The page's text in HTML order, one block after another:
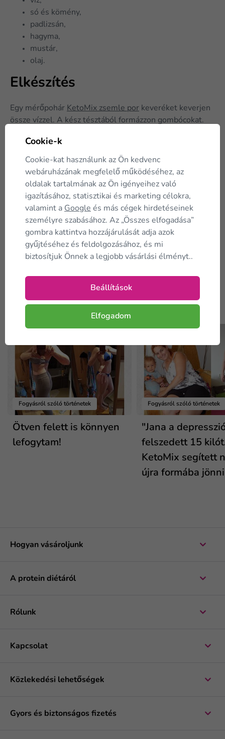
só és kömény,
padlizsán,
hagyma,
mustár,
olaj.
Elkészítés
Egy mérőpohár KetoMix zsemle por keveréket keverjen
össze vízzel. A kész tésztából formázzon gombócokat.
tepsiben 20 percet 170 °C-on. Egy serpenyőben
forrósítson fel egy csepp olajat. A padlizsánt és hagymát
vágja szeletekre és párolja mega z olajon. A megsütött
zsemléket kenje meg mustárral, tegye rá a padlizsánt és
a hagymát. Fogpiszkálóval átszúrva tálalja.
Tetszett a cikk?Ossza meg...
Merretovább?
Fogyásról szóló történetek
Ötven felett is könnyen
lefogytam!
Fogyásról szóló történetek
"Jana a
felszedett 15
KetoMix segített
újra formába
Hogyan vásároljunk
A protein diétáról
Rólunk
Kapcsolat
Közlekedési lehetőségek
Gyors és biztonságos fizetés
Cookie-k
Cookie-kat használunk az Ön kedvenc
webáruházának megfelelő működéséhez, az
oldalak tartalmának az Ön igényeihez való
igazításához, statisztikai és marketing célokra,
valamint a Google és más cégek hirdetéseinek
személyre szabásához. Az „Összes elfogadása”
gombra kattintva hozzájárulását adja azok
gyűjtéséhez és feldolgozásához, és mi
biztosítjuk Önnek a legjobb vásárlási élményt..
Beállítások
Elfogadom